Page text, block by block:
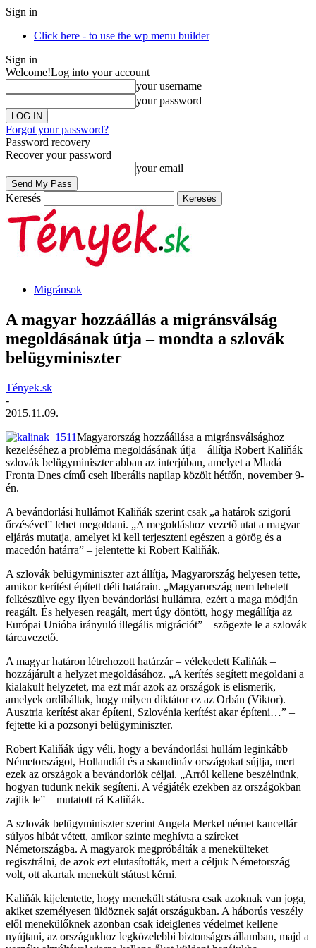
Sign in
Click here - to use the wp menu builder
Sign in
Welcome!Log into your account
your username
your password
Forgot your password?
Password recovery
Recover your password
your email
Keresés
Migránsok
A magyar hozzáállás a migránsválság
megoldásának útja – mondta a szlovák
belügyminiszter
Tények.sk
-
2015.11.09.
Magyarország hozzáállása a migránsválsághoz
kezeléséhez a probléma megoldásának útja – állítja Robert Kaliňák
szlovák belügyminiszter abban az interjúban, amelyet a Mladá
Fronta Dnes című cseh liberális napilap közölt hétfőn, november 9-
én.
A bevándorlási hullámot Kaliňák szerint csak „a határok szigorú
őrzésével” lehet megoldani. „A megoldáshoz vezető utat a magyar
eljárás mutatja, amelyet ki kell terjeszteni egészen a görög és a
macedón határra” – jelentette ki Robert Kaliňák.
A szlovák belügyminiszter azt állítja, Magyarország helyesen tette,
amikor kerítést épített déli határain. „Magyarország nem lehetett
felkészülve egy ilyen bevándorlási hullámra, ezért a maga módján
reagált. És helyesen reagált, mert úgy döntött, hogy megállítja az
Európai Unióba irányuló illegális migrációt” – szögezte le a szlovák
tárcavezető.
A magyar határon létrehozott határzár – vélekedett Kaliňák –
hozzájárult a helyzet megoldásához. „A kerítés segített megoldani a
kialakult helyzetet, ma ezt már azok az országok is elismerik,
amelyek ordibáltak, hogy milyen diktátor ez az Orbán (Viktor).
Ausztria kerítést akar építeni, Szlovénia kerítést akar építeni…” –
fejtette ki a pozsonyi belügyminiszter.
Robert Kaliňák úgy véli, hogy a bevándorlási hullám leginkább
Németországot, Hollandiát és a skandináv országokat sújtja, mert
ezek az országok a bevándorlók céljai. „Arról kellene beszélnünk,
hogyan tudunk nekik segíteni. A végjáték ezekben az országokban
zajlik le” – mutatott rá Kaliňák.
A szlovák belügyminiszter szerint Angela Merkel német kancellár
súlyos hibát vétett, amikor szinte meghívta a szíreket
Németországba. A magyarok megpróbálták a menekülteket
regisztrálni, de azok ezt elutasították, mert a céljuk Németország
volt, ott akartak menekült státust kérni.
Kaliňák kijelentette, hogy menekült státusra csak azoknak van joga,
akiket személyesen üldöznek saját országukban. A háborús veszély
elől menekülőknek azonban csak ideiglenes védelmet kellene
nyújtani, az országukhoz legközelebbi biztonságos államban, majd a